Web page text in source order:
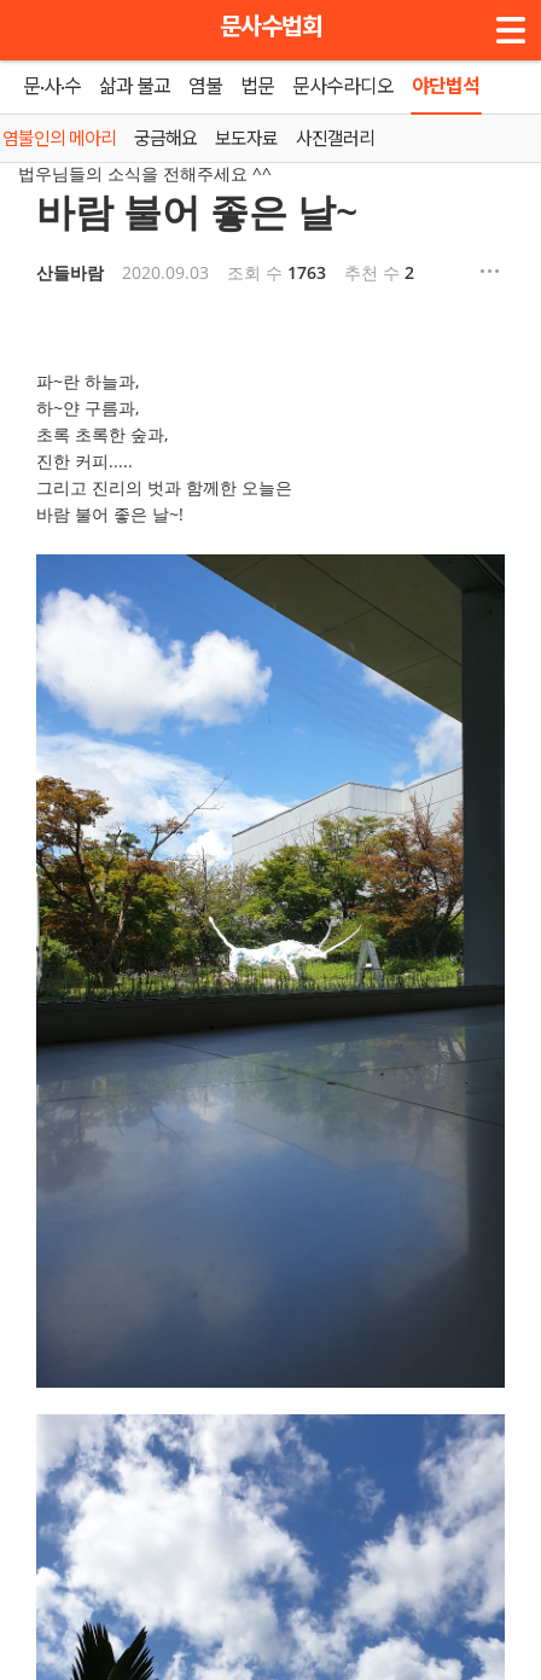
메뉴 건너뛰기
문사수법회
문·사·수 삶과 불교 염불 법문 문사수라디오 야단법석
염불인의 메아리 궁금해요 보도자료 사진갤러리
홈 »염불인의 메아리
법우님들의 소식을 전해주세요 ^^
바람 불어 좋은 날~
산들바람 2020.09.03 조회 수 1763 추천 수 2
파~란 하늘과,
하~얀 구름과,
초록 초록한 숲과,
진한 커피.....
그리고 진리의 벗과 함께한 오늘은
바람 불어 좋은 날~!